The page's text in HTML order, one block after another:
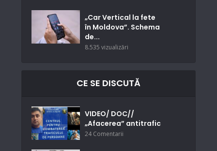
„Car Vertical la fete
în Moldova”. Schema
de...
8.535 vizualizări
CE SE DISCUTĂ
VIDEO/ DOC//
„Afacerea” antitrafic
24 Comentarii